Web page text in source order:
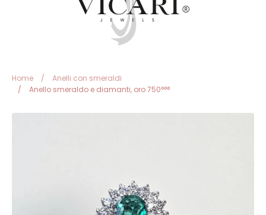
Termini del Servizio
Informazioni sulle spedizioni
Privacy Policy
Home /
Anelli con smeraldi
/
Anello smeraldo e diamanti, oro 750°°°